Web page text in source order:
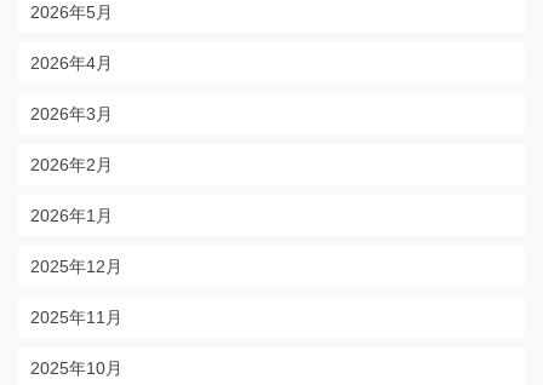
2026年5月
2026年4月
2026年3月
2026年2月
2026年1月
2025年12月
2025年11月
2025年10月